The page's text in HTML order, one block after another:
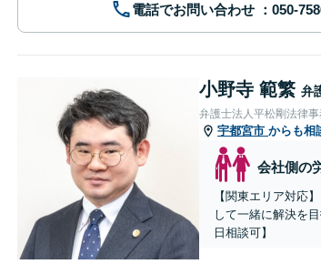
電話でお問い合わせ
小野寺 範繁 弁
弁護士法人平松剛法律
宇都宮市 からも相
会社側の
【関東エリア対応
して一緒に解決を
日相談可】